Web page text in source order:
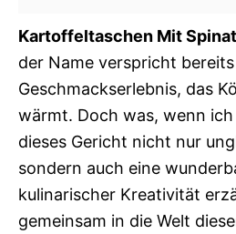
Kartoffeltaschen Mit
der Name verspricht
Geschmackserlebnis, das
wärmt. Doch was, wenn
dieses Gericht nicht nur
sondern auch eine
kulinarischer Kreativität
gemeinsam in die Welt